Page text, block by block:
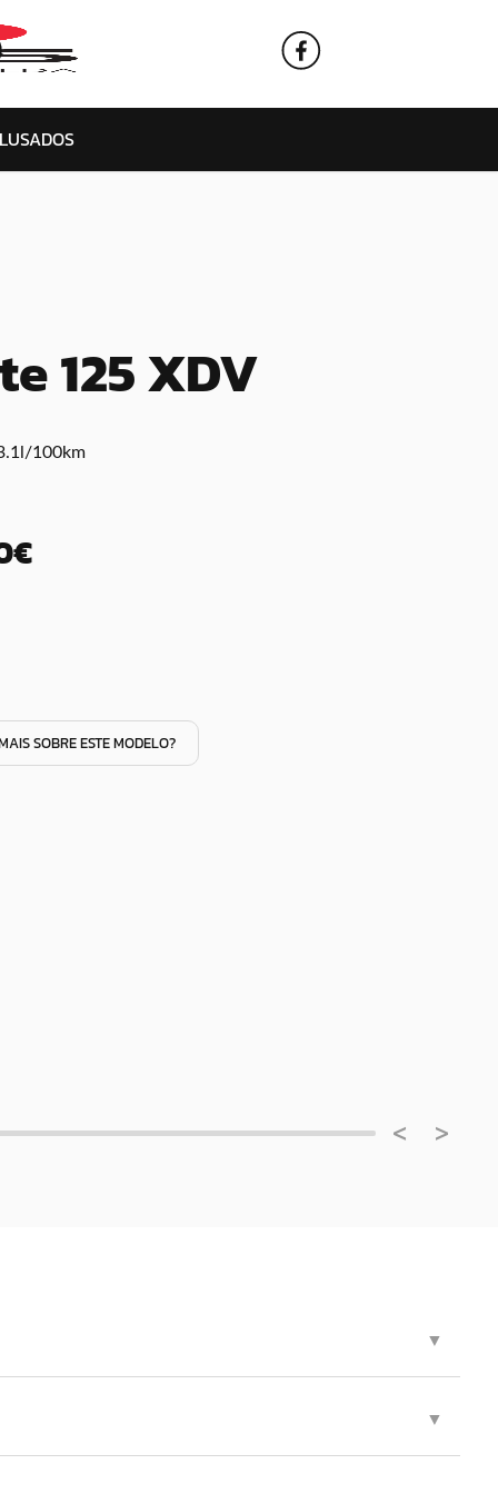
USADOS
125 XDV
100km
SOBRE ESTE MODELO?
< >
▼
▼